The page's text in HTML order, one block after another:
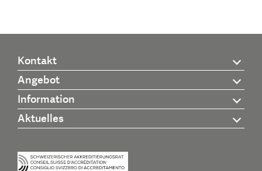
Kontakt
Angebot
Information
Aktuelles